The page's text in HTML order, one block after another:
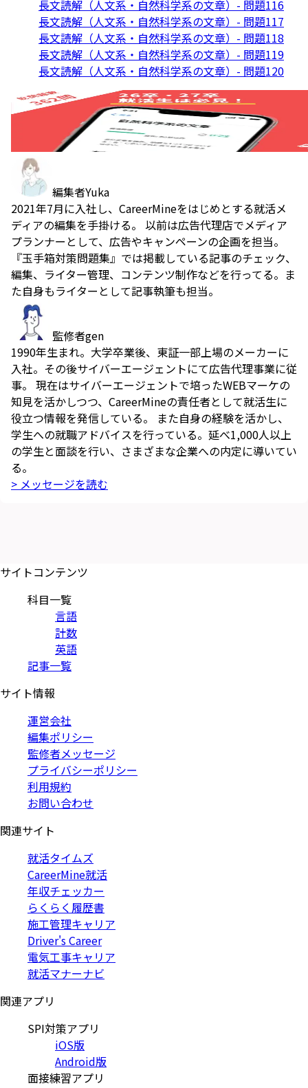
長文読解（人文系・自然科学系の文章）- 問題116
長文読解（人文系・自然科学系の文章）- 問題117
長文読解（人文系・自然科学系の文章）- 問題118
長文読解（人文系・自然科学系の文章）- 問題119
長文読解（人文系・自然科学系の文章）- 問題120
編集者Yuka
2021年7月に入社し、CareerMineをはじめとする就活メ
ディアの編集を手掛ける。 以前は広告代理店でメディア
プランナーとして、広告やキャンペーンの企画を担当。
『玉手箱対策問題集』では掲載している記事のチェック、
編集、ライター管理、コンテンツ制作などを行ってる。ま
た自身もライターとして記事執筆も担当。
監修者gen
1990年生まれ。大学卒業後、東証一部上場のメーカーに
入社。その後サイバーエージェントにて広告代理事業に従
事。 現在はサイバーエージェントで培ったWEBマーケの
知見を活かしつつ、CareerMineの責任者として就活生に
役立つ情報を発信している。 また自身の経験を活かし、
学生への就職アドバイスを行っている。延べ1,000人以上
の学生と面談を行い、さまざまな企業への内定に導いてい
る。
> メッセージを読む
サイトコンテンツ
科目一覧
言語
計数
英語
記事一覧
サイト情報
運営会社
編集ポリシー
監修者メッセージ
プライバシーポリシー
利用規約
お問い合わせ
関連サイト
就活タイムズ
CareerMine就活
年収チェッカー
らくらく履歴書
施工管理キャリア
Driver's Career
電気工事キャリア
就活マナーナビ
関連アプリ
SPI対策アプリ
iOS版
Android版
面接練習アプリ